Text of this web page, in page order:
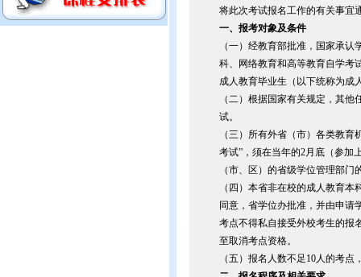
将此次考试报名工作的有关事宜
一、报考对象及条件
（一）经教育部批准，国家承
科、网络教育和高等教育自学考
成人教育毕业生（以下统称为成
（二）根据国家有关规定，其
试。
（三）所有外省（市）各类教
考试”，须在当年的2月底（参加
（市、区）的省级学位管理部
（四）本省非在校的成人教育
同意，省学位办批准，并由申请
考点不得私自接受外校考生的报
至取消考点资格。
（五）报名人数不足10人的考